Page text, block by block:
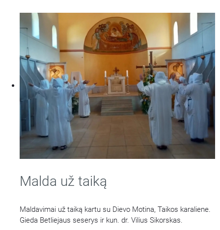
Malda už taiką
Maldavimai už taiką kartu su Dievo Motina, Taikos karaliene.
Gieda Betliejaus seserys ir kun. dr. Vilius Sikorskas.